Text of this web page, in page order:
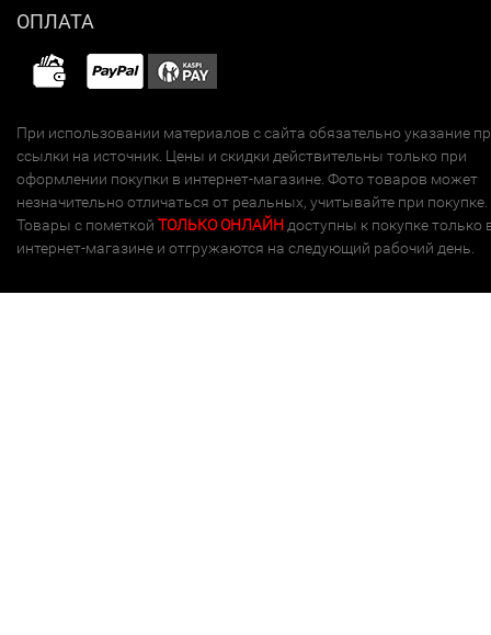
ОПЛАТА
При использовании материалов с сайта обязательно указание
ссылки на источник. Цены и скидки действительны только при
оформлении покупки в интернет-магазине. Фото товаров может
незначительно отличаться от реальных, учитывайте при покупке.
Товары с пометкой ТОЛЬКО ОНЛАЙН доступны к покупке только
интернет-магазине и отгружаются на следующий рабочий день.